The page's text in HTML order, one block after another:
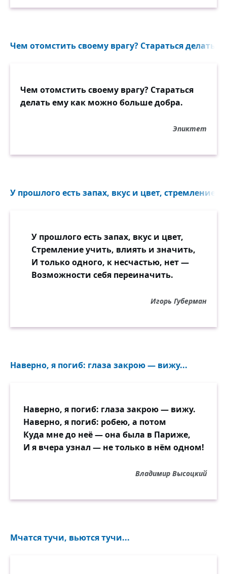
Чем отомстить своему врагу? Стараться делать
Чем отомстить своему врагу? Стараться
делать ему как можно больше добра.
Эпиктет
У прошлого есть запах, вкус и цвет, стремление
У прошлого есть запах, вкус и цвет,
Стремление учить, влиять и значить,
И только одного, к несчастью, нет —
Возможности себя переиначить.
Игорь Губерман
Наверно, я погиб: глаза закрою — вижу...
Наверно, я погиб: глаза закрою — вижу.
Наверно, я погиб: робею, а потом
Куда мне до неё — она была в Париже,
И я вчера узнал — не только в нём одном!
Владимир Высоцкий
Мчатся тучи, вьются тучи...